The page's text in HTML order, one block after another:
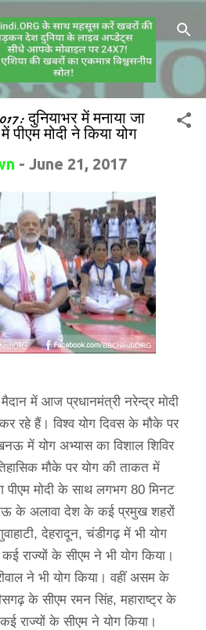
दुनियाभर में मनाया जा
मोदी ने किया योग
- June 21, 2017
में आज प्रधानमंत्री नरेन्द्र मोदी
रहे हैं। विश्व योग दिवस के मौके पर
में योग अभ्यास का विशाल शिविर
मौके पर योग की ताकत में
पीएम मोदी के साथ लगभग 80 मिनट
के अलावा देश के कई प्रमुख शहरों
देहरादून, चंडीगढ़ में भी योग
राज्यों के सीएम ने भी योग किया।
ने भी योग किया। वहीं असम के
के सीएम रमन सिंह, महाराष्ट्र के
राज्यों के सीएम ने योग किया।